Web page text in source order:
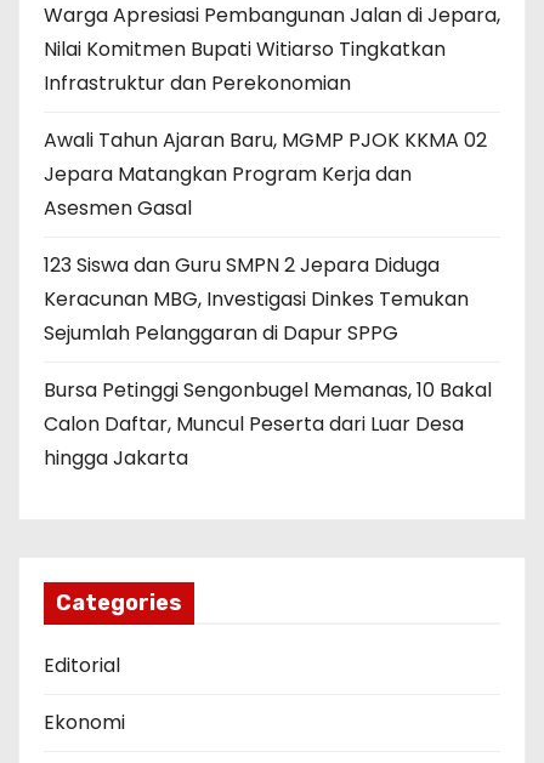
Warga Apresiasi Pembangunan Jalan di Jepara,
Nilai Komitmen Bupati Witiarso Tingkatkan
Infrastruktur dan Perekonomian
Awali Tahun Ajaran Baru, MGMP PJOK KKMA 02
Jepara Matangkan Program Kerja dan
Asesmen Gasal
123 Siswa dan Guru SMPN 2 Jepara Diduga
Keracunan MBG, Investigasi Dinkes Temukan
Sejumlah Pelanggaran di Dapur SPPG
Bursa Petinggi Sengonbugel Memanas, 10 Bakal
Calon Daftar, Muncul Peserta dari Luar Desa
hingga Jakarta
Categories
Editorial
Ekonomi